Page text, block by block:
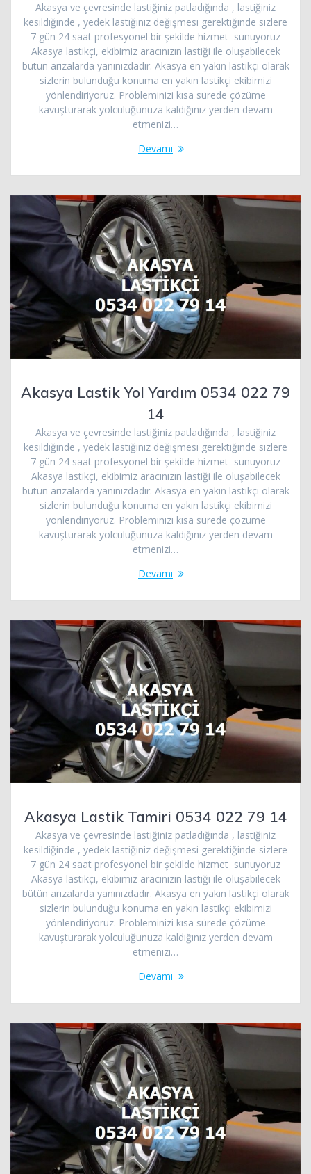
Akasya ve çevresinde lastiğiniz patladığında , lastiğiniz
kesildiğinde , yedek lastiğiniz değişmesi gerektiğinde sizlere
7 gün 24 saat profesyonel bir şekilde hizmet sunuyoruz
Akasya lastikçi, ekibimiz aracınızın lastiği ile oluşabilecek
bütün arızalarda yanınızdadır. Akasya en yakın lastikçi olarak
sizlerin bulunduğu konuma en yakın lastikçi ekibimizi
yönlendiriyoruz. Probleminizi kısa sürede çözüme
kavuşturarak yolculuğunuza kaldığınız yerden devam
etmenizi…
Devamı
Akasya Lastik Yol Yardım 0534 022 79
14
Akasya ve çevresinde lastiğiniz patladığında , lastiğiniz
kesildiğinde , yedek lastiğiniz değişmesi gerektiğinde sizlere
7 gün 24 saat profesyonel bir şekilde hizmet sunuyoruz
Akasya lastikçi, ekibimiz aracınızın lastiği ile oluşabilecek
bütün arızalarda yanınızdadır. Akasya en yakın lastikçi olarak
sizlerin bulunduğu konuma en yakın lastikçi ekibimizi
yönlendiriyoruz. Probleminizi kısa sürede çözüme
kavuşturarak yolculuğunuza kaldığınız yerden devam
etmenizi…
Devamı
Akasya Lastik Tamiri 0534 022 79 14
Akasya ve çevresinde lastiğiniz patladığında , lastiğiniz
kesildiğinde , yedek lastiğiniz değişmesi gerektiğinde sizlere
7 gün 24 saat profesyonel bir şekilde hizmet sunuyoruz
Akasya lastikçi, ekibimiz aracınızın lastiği ile oluşabilecek
bütün arızalarda yanınızdadır. Akasya en yakın lastikçi olarak
sizlerin bulunduğu konuma en yakın lastikçi ekibimizi
yönlendiriyoruz. Probleminizi kısa sürede çözüme
kavuşturarak yolculuğunuza kaldığınız yerden devam
etmenizi…
Devamı